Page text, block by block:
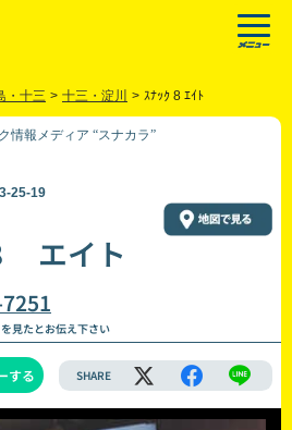
・十三 > 十三・淀川 > ｽﾅｯｸ 8 ｴｲﾄ
情報メディア “スナカラ”
25-19
エイト
見たとお伝え下さい
する SHARE